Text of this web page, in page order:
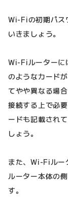
Wi-Fiの初期パス
いきましょう。
Wi-Fiルーターに
のようなカード
てやや異なる場
接続する上で必
ードも記載され
しょう。
また、Wi-Fiルー
ルーター本体の
す。